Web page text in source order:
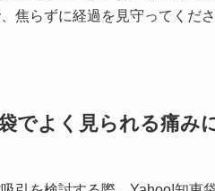
焦らずに経過を見守ってくださ
でよく見られる痛み